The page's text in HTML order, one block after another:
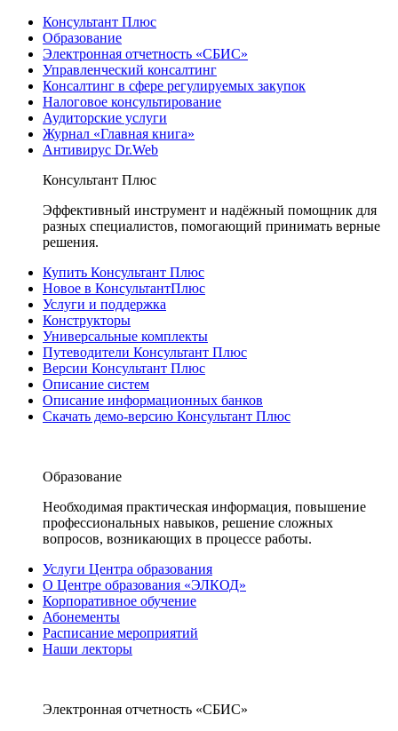
Консультант Плюс
Образование
Электронная отчетность «СБИС»
Управленческий консалтинг
Консалтинг в сфере регулируемых закупок
Налоговое консультирование
Аудиторские услуги
Журнал «Главная книга»
Антивирус Dr.Web
Консультант Плюс
Эффективный инструмент и надёжный помощник для
разных специалистов, помогающий принимать верные
решения.
Купить Консультант Плюс
Новое в КонсультантПлюс
Услуги и поддержка
Конструкторы
Универсальные комплекты
Путеводители Консультант Плюс
Версии Консультант Плюс
Описание систем
Описание информационных банков
Скачать демо-версию Консультант Плюс
Образование
Необходимая практическая информация, повышение
профессиональных навыков, решение сложных
вопросов, возникающих в процессе работы.
Услуги Центра образования
О Центре образования «ЭЛКОД»
Корпоративное обучение
Абонементы
Расписание мероприятий
Наши лекторы
Электронная отчетность «СБИС»